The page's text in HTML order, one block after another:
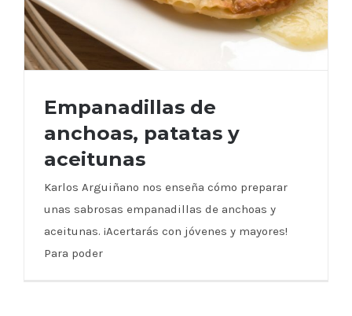
aceitunas
Empanadillas de
anchoas, patatas y
aceitunas
Karlos Arguiñano nos enseña cómo preparar
unas sabrosas empanadillas de anchoas y
aceitunas. ¡Acertarás con jóvenes y mayores!
Para poder